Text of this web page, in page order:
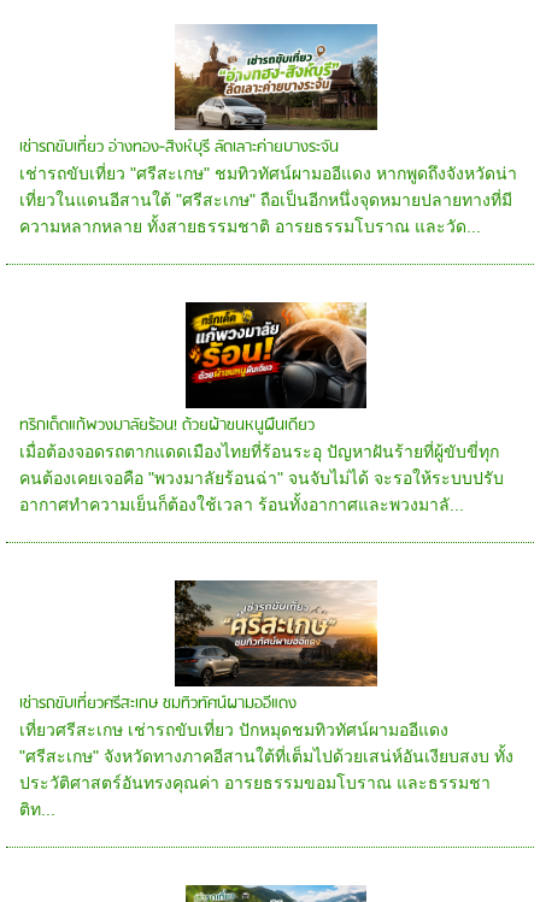
เช่ารถขับเที่ยว อ่างทอง-สิงห์บุรี ลัดเลาะค่ายบางระจัน
เช่ารถขับเที่ยว "ศรีสะเกษ" ชมทิวทัศน์ผามออีแดง หากพูดถึงจังหวัดน่า
เที่ยวในแดนอีสานใต้ "ศรีสะเกษ" ถือเป็นอีกหนึ่งจุดหมายปลายทางที่มี
ความหลากหลาย ทั้งสายธรรมชาติ อารยธรรมโบราณ และวัด...
ทริกเด็ดแก้พวงมาลัยร้อน! ด้วยผ้าขนหนูผืนเดียว
เมื่อต้องจอดรถตากแดดเมืองไทยที่ร้อนระอุ ปัญหาฝันร้ายที่ผู้ขับขี่ทุก
คนต้องเคยเจอคือ "พวงมาลัยร้อนฉ่า" จนจับไม่ได้ จะรอให้ระบบปรับ
อากาศทำความเย็นก็ต้องใช้เวลา ร้อนทั้งอากาศและพวงมาลั...
เช่ารถขับเที่ยวศรีสะเกษ ชมทิวทัศน์ผามออีแดง
เที่ยวศรีสะเกษ เช่ารถขับเที่ยว ปักหมุดชมทิวทัศน์ผามออีแดง
"ศรีสะเกษ" จังหวัดทางภาคอีสานใต้ที่เต็มไปด้วยเสน่ห์อันเงียบสงบ ทั้ง
ประวัติศาสตร์อันทรงคุณค่า อารยธรรมขอมโบราณ และธรรมชา
ติท...